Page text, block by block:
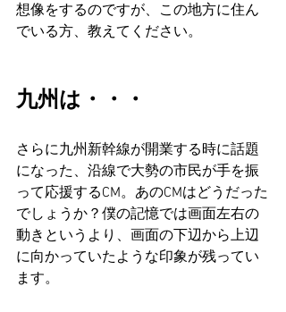
想像をするのですが、この地方に住ん
でいる方、教えてください。
九州は・・・
さらに九州新幹線が開業する時に話題
になった、沿線で大勢の市民が手を振
って応援するCM。あのCMはどうだった
でしょうか？僕の記憶では画面左右の
動きというより、画面の下辺から上辺
に向かっていたような印象が残ってい
ます。